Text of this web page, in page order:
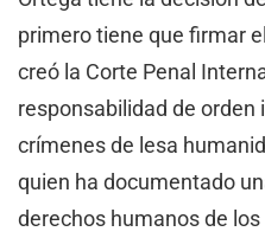
primero tiene que firmar
creó la Corte Penal
responsabilidad de orden
crímenes de lesa
quien ha documentado
derechos humanos de